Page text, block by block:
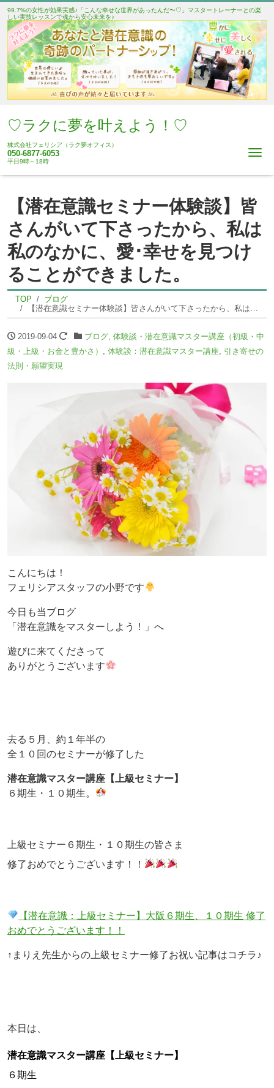
99.7%の女性が効果実感♪「こんな幸せな世界があったんだ〜♡」マスタートレーナーとの楽
しい実技レッスンで魂から安心未来を♪
♡ラクに夢を叶えよう！♡
株式会社フェリシア（ラク夢オフィス）
050-6877-6053
平日9時～18時
【潜在意識セミナー体験談】皆
さんがいて下さったから、私は
私のなかに、愛･幸せを見つけ
ることができました。
TOP
ブログ
【潜在意識セミナー体験談】皆さんがいて下さったから、私は私のなかに、愛･幸せを見つけることができました。
2019-09-04 ブログ, 体験談・潜在意識マスター講座（初級・中
級・上級・お金と豊かさ）
体験談：潜在意識マスター講座 引き寄せの
法則・願望実現
こんにちは！
フェリシアスタッフの小野です
今日も当ブログ
「潜在意識をマスターしよう！」へ
遊びに来てくださって
ありがとうございます
去る５月、約１年半の
全１０回のセミナーが修了した
潜在意識マスター講座【上級セミナー】
６期生・１０期生。
上級セミナー６期生・１０期生の皆さま
修了おめでとうございます！！
【潜在意識：上級セミナー】大阪６期生、１０期生 修了
おめでとうございます！！
↑まりえ先生からの上級セミナー修了お祝い記事はコチラ♪
本日は、
潜在意識マスター講座【上級セミナー】
６期生